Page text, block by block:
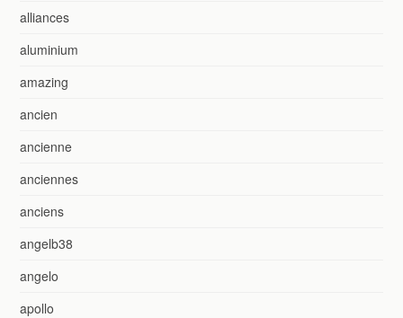
alliances
aluminium
amazing
ancien
ancienne
anciennes
anciens
angelb38
angelo
apollo